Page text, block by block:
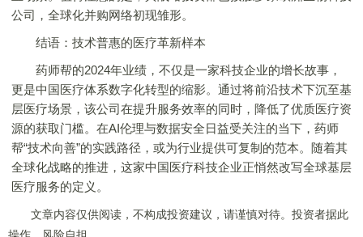
公司，全球化并购网络初现雏形。
结语：技术普惠的医疗革新样本
药师帮的2024年业绩，不仅是一家科技企业的增长故事，
更是中国医疗体系数字化转型的缩影。通过将前沿技术下沉至基
层医疗场景，该公司在提升服务效率的同时，降低了优质医疗资
源的获取门槛。在AI伦理与数据安全日益受关注的当下，药师
帮“技术向善”的实践路径，或为行业提供可复制的范本。随着其
全球化战略的推进，这家中国医疗科技企业正悄然改写全球基层
医疗服务的定义。
文章内容仅供阅读，不构成投资建议，请谨慎对待。投资者据此